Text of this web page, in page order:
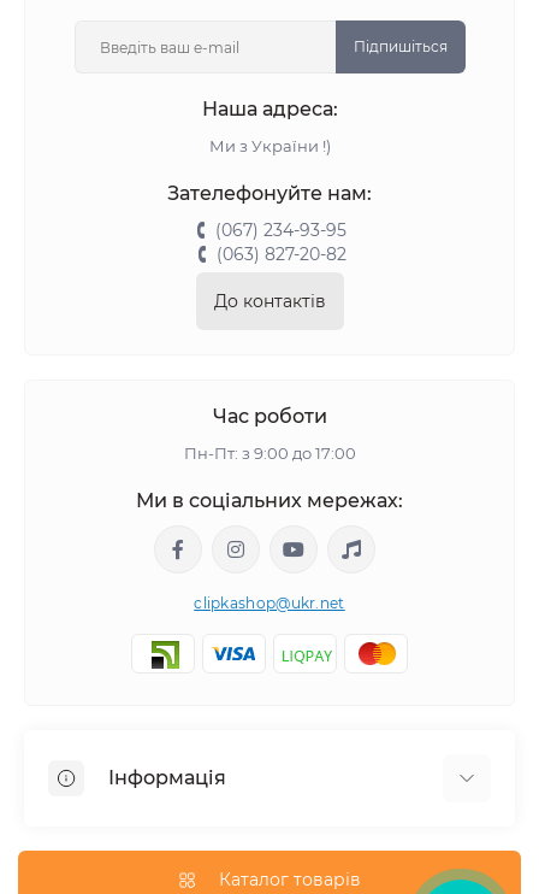
Підпишіться
Наша адреса:
Ми з України !)
Зателефонуйте нам:
(067) 234-93-95
(063) 827-20-82
До контактів
Час роботи
Пн-Пт: з 9:00 до 17:00
Ми в соціальних мережах:
clipkashop@ukr.net
Інформація
Каталог товарів